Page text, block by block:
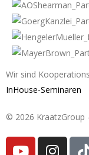
Wir sind
InHouse-Seminaren
© 2026 KraatzGroup